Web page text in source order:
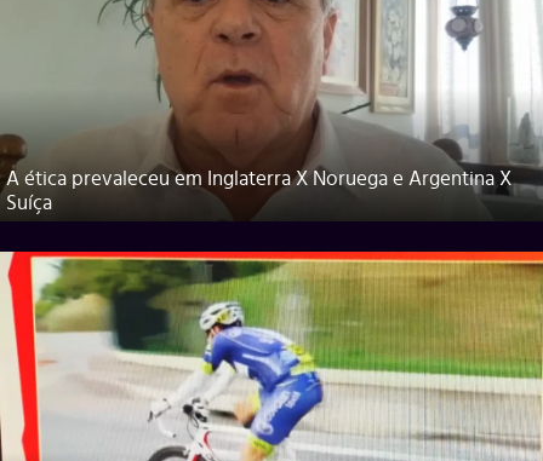
A ética prevaleceu em Inglaterra X Noruega e Argentina X
Suíça